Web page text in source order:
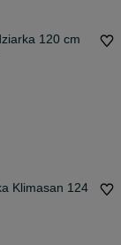
120 cm
Klimasan 124